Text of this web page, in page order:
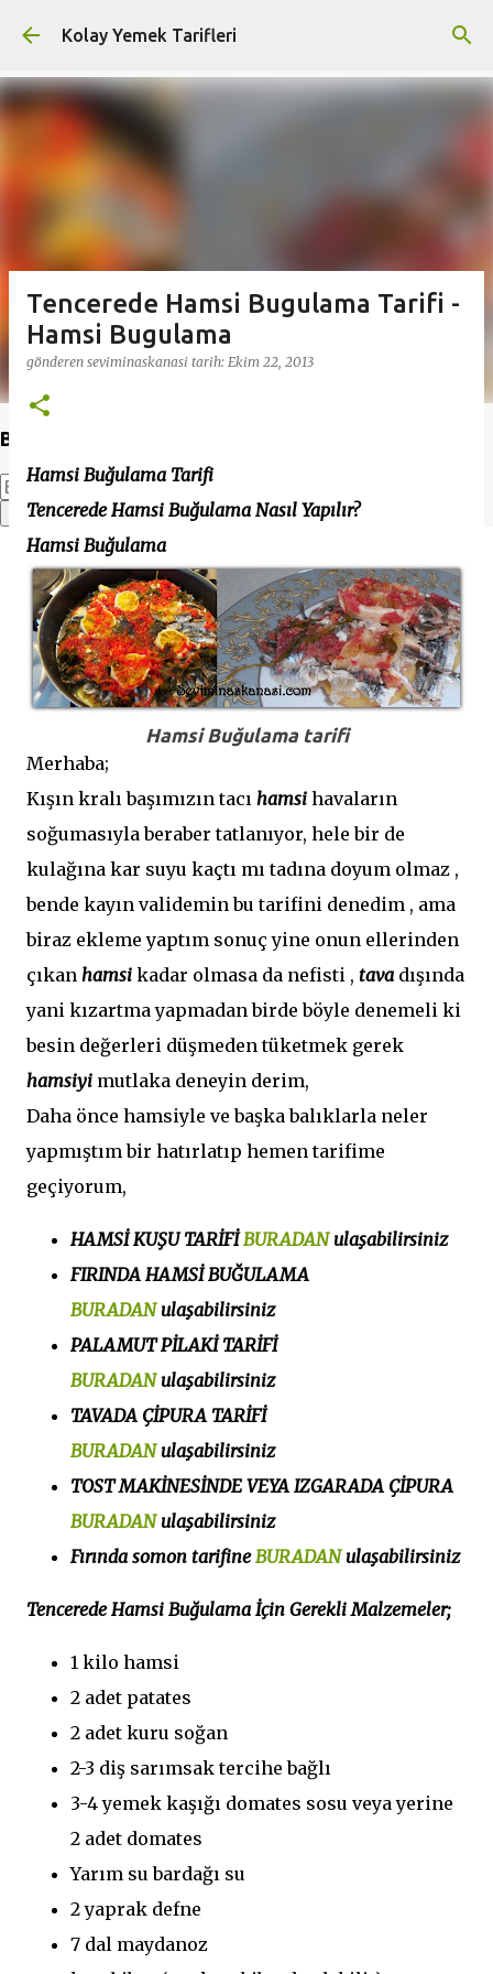
Ana içeriğe atla
Kolay Yemek Tarifleri
Bu Blogda Ara
Tencerede Hamsi Bugulama Tarifi -
Hamsi Bugulama
gönderen seviminaskanasi tarih: Ekim 22, 2013
Hamsi Buğulama Tarifi
Tencerede Hamsi Buğulama Nasıl Yapılır?
Hamsi Buğulama
Hamsi Buğulama tarifi
Merhaba;
Kışın kralı başımızın tacı hamsi havaların
soğumasıyla beraber tatlanıyor, hele bir de
kulağına kar suyu kaçtı mı tadına doyum olmaz ,
bende kayın validemin bu tarifini denedim , ama
biraz ekleme yaptım sonuç yine onun ellerinden
çıkan hamsi kadar olmasa da nefisti , tava dışında
yani kızartma yapmadan birde böyle denemeli ki
besin değerleri düşmeden tüketmek gerek
hamsiyi mutlaka deneyin derim,
Daha önce hamsiyle ve başka balıklarla neler
yapmıştım bir hatırlatıp hemen tarifime
geçiyorum,
HAMSİ KUŞU TARİFİBURADANulaşabilirsiniz
FIRINDA HAMSİ BUĞULAMA
BURADAN ulaşabilirsiniz
PALAMUT PİLAKİ TARİFİ
BURADAN ulaşabilirsiniz
TAVADA ÇİPURA TARİFİ
BURADAN ulaşabilirsiniz
TOST MAKİNESİNDE VEYA IZGARADA ÇİPURA
BURADAN ulaşabilirsiniz
Fırında somon tarifineBURADANulaşabilirsiniz
Tencerede Hamsi Buğulama İçin Gerekli Malzemeler;
1 kilo hamsi
2 adet patates
2 adet kuru soğan
2-3 diş sarımsak tercihe bağlı
3-4 yemek kaşığı domates sosu veya yerine
2 adet domates
Yarım su bardağı su
2 yaprak defne
7 dal maydanoz